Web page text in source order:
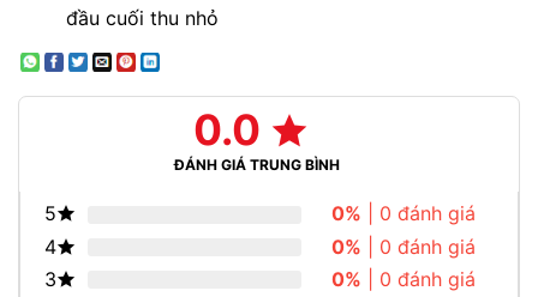
đầu cuối thu nhỏ
0.0
ĐÁNH GIÁ TRUNG BÌNH
5 0% | 0 đánh giá
4
0% | 0 đánh giá
3
0% | 0 đánh giá